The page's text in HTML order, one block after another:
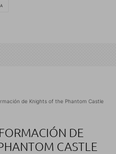
de Knights of the Phantom Castle
DE
CASTLE